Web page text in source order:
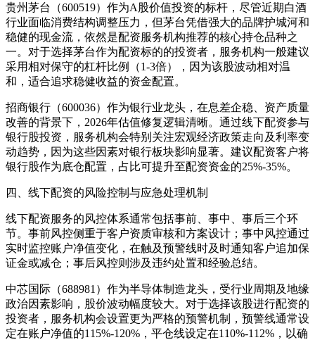
贵州茅台（600519）作为A股价值投资的标杆，尽管近期白酒
行业面临消费结构调整压力，但茅台凭借强大的品牌护城河和
稳健的现金流，依然是配资服务机构推荐的核心持仓品种之
一。对于选择茅台作为配资标的的投资者，服务机构一般建议
采用相对保守的杠杆比例（1-3倍），因为该股波动相对温
和，适合追求稳健收益的资金配置。
招商银行（600036）作为银行业龙头，在息差企稳、资产质量
改善的背景下，2026年估值修复逻辑清晰。通过线下配资参与
银行股投资，服务机构会特别关注宏观经济政策走向及利率变
动趋势，因为这些因素对银行板块影响显著。建议配资客户将
银行股作为底仓配置，占比可提升至配资资金的25%-35%。
四、线下配资的风险控制与应急处理机制
线下配资服务的风控体系通常包括事前、事中、事后三个环
节。事前风控侧重于客户资质审核和方案设计；事中风控通过
实时监控账户净值变化，在触及预警线时及时通知客户追加保
证金或减仓；事后风控则涉及违约处置和经验总结。
中芯国际（688981）作为半导体制造龙头，受行业周期及地缘
政治因素影响，股价波动幅度较大。对于选择该股进行配资的
投资者，服务机构会设置更为严格的预警机制，预警线通常设
定在账户净值的115%-120%，平仓线设定在110%-112%，以确